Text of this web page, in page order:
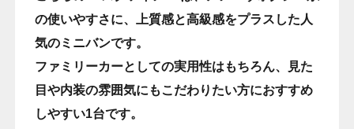
の使いやすさに、上質感と高級感をプラスした人
気のミニバンです。
ファミリーカーとしての実用性はもちろん、見た
目や内装の雰囲気にもこだわりたい方におすすめ
しやすい1台です。